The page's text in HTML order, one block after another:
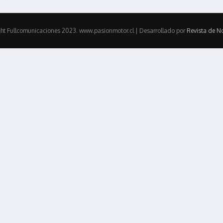
Fullcomunicaciones 2023. www.pasionmotor.cl | Desarrollado por Revista de